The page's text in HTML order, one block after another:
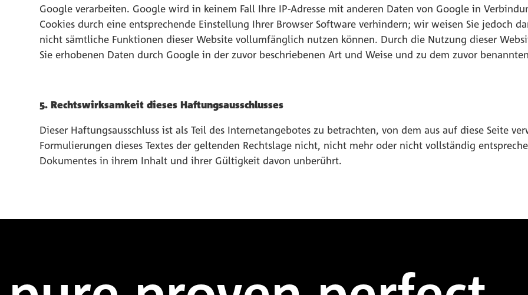
Google verarbeiten. Google wird in keinem Fall Ihre IP-Adresse mit anderen Daten von Google in
Cookies durch eine entsprechende Einstellung Ihrer Browser Software verhindern; wir weisen Sie jedoch
nicht sämtliche Funktionen dieser Website vollumfänglich nutzen können. Durch die Nutzung dieser
Sie erhobenen Daten durch Google in der zuvor beschriebenen Art und Weise und zu dem zuvor
5. Rechtswirksamkeit dieses Haftungsausschlusses
Dieser Haftungsausschluss ist als Teil des Internetangebotes zu betrachten, von dem aus auf diese Seite
Formulierungen dieses Textes der geltenden Rechtslage nicht, nicht mehr oder nicht vollständig
Dokumentes in ihrem Inhalt und ihrer Gültigkeit davon unberührt.